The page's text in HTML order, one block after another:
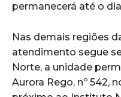
permanecerá até o
Nas demais regiões
atendimento segue
Norte, a unidade
Aurora Rego, nº 542,